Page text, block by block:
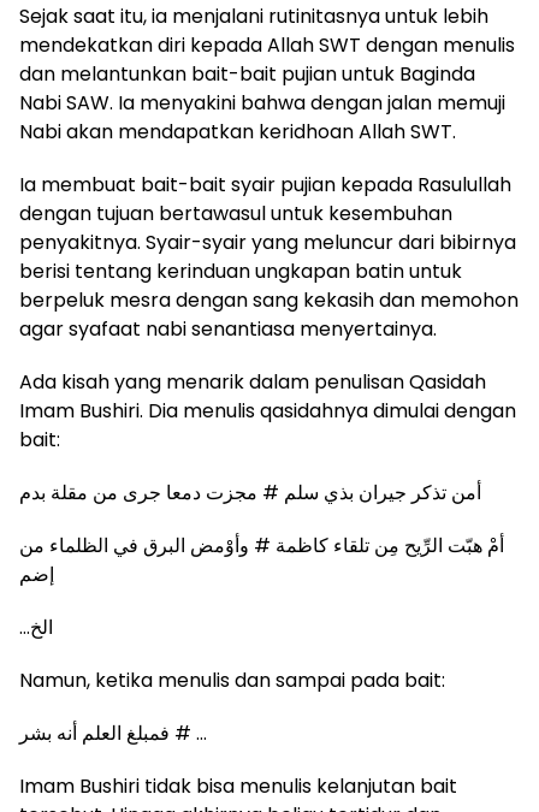
Sejak saat itu, ia menjalani rutinitasnya untuk lebih
mendekatkan diri kepada Allah SWT dengan menulis
dan melantunkan bait-bait pujian untuk Baginda
Nabi SAW. Ia menyakini bahwa dengan jalan memuji
Nabi akan mendapatkan keridhoan Allah SWT.
Ia membuat bait-bait syair pujian kepada Rasulullah
dengan tujuan bertawasul untuk kesembuhan
penyakitnya. Syair-syair yang meluncur dari bibirnya
berisi tentang kerinduan ungkapan batin untuk
berpeluk mesra dengan sang kekasih dan memohon
agar syafaat nabi senantiasa menyertainya.
Ada kisah yang menarik dalam penulisan Qasidah
Imam Bushiri. Dia menulis qasidahnya dimulai dengan
bait:
أمن تذكر جيران بذي سلم # مجزت دمعا جرى من مقلة بدم
أمْ هبّت الرِّيح مِن تلقاء كاظمة # وأوْمض البرق في الظلماء من
إضم
…الخ
Namun, ketika menulis dan sampai pada bait:
فمبلغ العلم أنه بشر # …
Imam Bushiri tidak bisa menulis kelanjutan bait